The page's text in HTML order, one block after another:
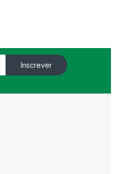
Inscrever